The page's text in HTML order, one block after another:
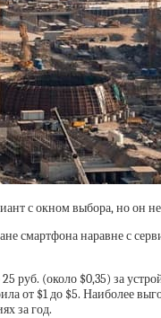
с окном выбора, но он
смартфона наравне с
(около $0,35) за
от $1 до $5. Наиболее
за год.